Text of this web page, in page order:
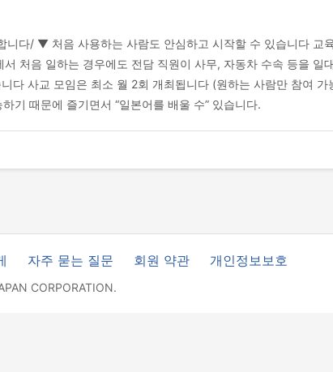
다/ ▼ 처음 사용하는 사람도 안심하고 시작할 수 있습니다 교
처음 일하는 경우에도 전담 직원이 사무, 자동차 수속 등을 일
사교 모임은 최소 월 2회 개최됩니다 (원하는 사람만 참여 가
기 때문에 즐기면서 “일본어를 배울 수” 있습니다.
자주 묻는 질문 회원 약관 개인정보보호
CORPORATION.